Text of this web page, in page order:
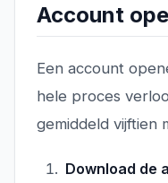
Account
Een account
hele proces
gemiddeld vijftien
Download de